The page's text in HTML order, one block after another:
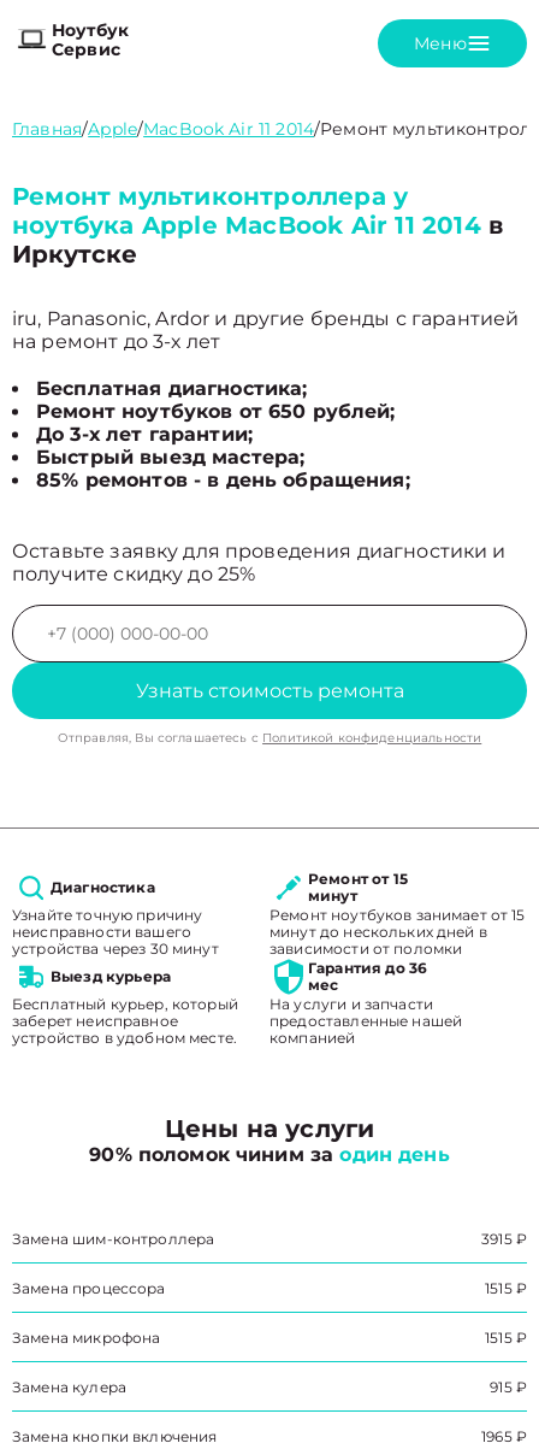
Ноутбук
Сервис
Меню
Главная/Apple/MacBook Air 11 2014/Ремонт
Ремонт мультиконтроллера у
ноутбука Apple MacBook Air 11 2014в
Иркутске
iru, Panasonic, Ardor и другие бренды с гарантией
на ремонт до 3-х лет
Бесплатная диагностика;
Ремонт ноутбуков от 650 рублей;
До 3-х лет гарантии;
Быстрый выезд мастера;
85% ремонтов - в день обращения;
Оставьте заявку для проведения диагностики и
получите скидку до 25%
Узнать стоимость ремонта
Отправляя, Вы соглашаетесь с Политикой конфиденциальности
Диагностика
Узнайте точную причину
неисправности вашего
устройства через 30 минут
Ремонт от 15
минут
Ремонт ноутбуков занимает от 15
минут до нескольких дней в
зависимости от поломки
Выезд курьера
Бесплатный курьер, который
заберет неисправное
устройство в удобном месте.
Гарантия до 36
мес
На услуги и запчасти
предоставленные нашей
компанией
Цены на услуги
90% поломок чиним заодин день
Замена шим-контроллера 3915 ₽
Замена процессора 1515 ₽
Замена микрофона 1515 ₽
Замена кулера 915 ₽
Замена кнопки включения 1965 ₽